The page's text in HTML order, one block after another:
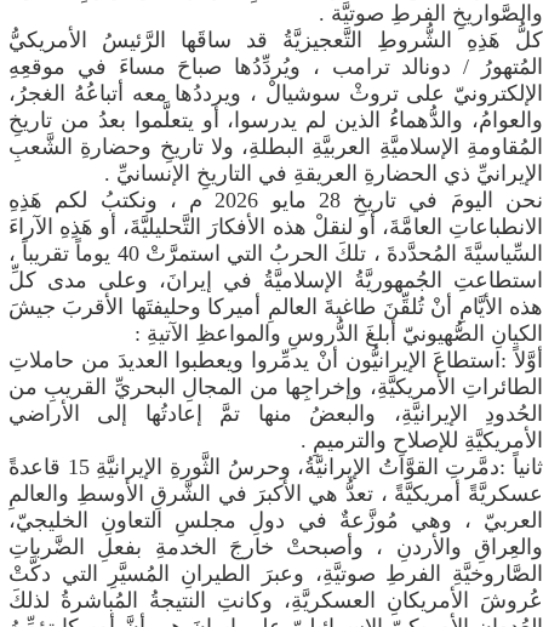
والصَّواريخِ الفرطِ صوتيَّة .
​كلُّ هَذِهِ الشُّروطِ التَّعجيزيَّةُ قد ساقَها الرَّئيسُ الأمريكيُّ
المُتهورُ / دونالد ترامب ، ويُردِّدُها صباحَ مساءَ في موقعِهِ
الإلكترونيّ على تروثْ سوشيالْ ، ويرددُها معه أتباعُهُ الغجرُ،
والعوامُ، والدُّهماءُ الذين لم يدرسوا، أو يتعلَّموا بعدُ من تاريخِ
المُقاومةِ الإسلاميَّةِ العربيَّةِ البطلةِ، ولا تاريخِ وحضارةِ الشَّعبِ
الإيرانيِّ ذي الحضارةِ العريقةِ في التاريخِ الإنسانيِّ .
​نحن اليومَ في تاريخِ 28 مايو 2026 م ، ونكتبُ لكم هَذِهِ
الانطباعاتِ العامَّةَ، أو لنقلْ هذه الأفكارَ التَّحليليَّةَ، أو هَذِهِ الآراءَ
السِّياسيَّةَ المُحدَّدةَ ، تلكَ الحربُ التي استمرَّتْ 40 يوماً تقريباً ،
استطاعتِ الجُمهوريَّةُ الإسلاميَّةُ في إيرانَ، وعلى مدى كلِّ
هذه الأيَّامِ أنْ تُلقِّنَ طاغيةَ العالمِ أميركا وحليفتَها الأقربَ جيشَ
الكيانِ الصُّهيونيّ أبلغَ الدُّروسِ والمواعظِ الآتيةِ :
​أوَّلاً :استطاعَ الإيرانيُّون أنْ يدمِّروا ويعطبوا العديدَ من حاملاتِ
الطائراتِ الأمريكيَّةِ، وإخراجِها من المجالِ البحريِّ القريبِ من
الحُدودِ الإيرانيَّةِ، والبعضُ منها تمَّ إعادتُها إلى الأراضي
الأمريكيَّةِ للإصلاحِ والترميمِ .
​ثانياً :دمَّرتِ القوَّاتُ الإيرانيَّةُ، وحرسُ الثَّورةِ الإيرانيَّةِ 15 قاعدةً
عسكريَّةً أمريكيَّةً ، تعدُّ هي الأكبرَ في الشَّرقِ الأوسطِ والعالمِ
العربيّ ، وهي مُوزَّعةٌ في دولِ مجلسِ التعاونِ الخليجيّ،
والعِراقِ والأردنِ ، وأصبحتْ خارجَ الخدمةِ بفعلِ الضَّرباتِ
الصَّاروخيَّةِ الفرطِ صوتيَّةِ، وعبرَ الطيرانِ المُسيَّرِ التي دكَّتْ
عُروشَ الأمريكانِ العسكريَّةِ، وكانتِ النتيجةُ المُباشرةُ لذلكَ